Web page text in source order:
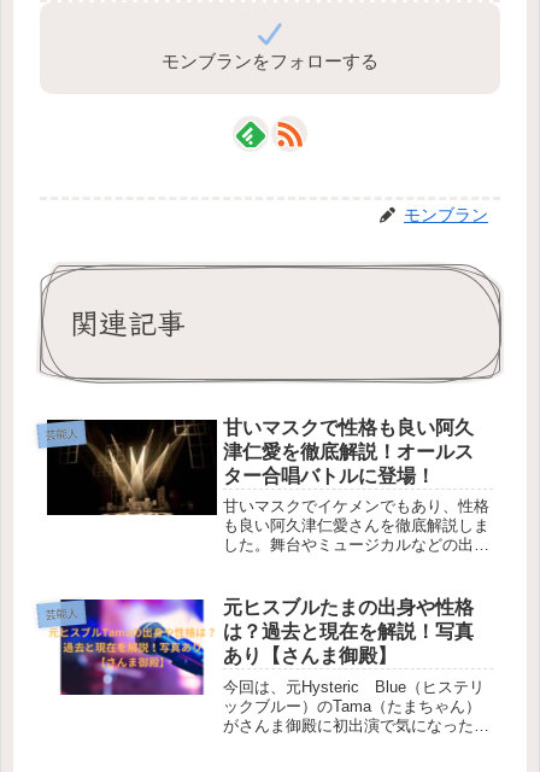
モンブランをフォローする
モンブラン
関連記事
芸能人
甘いマスクで性格も良い阿久
津仁愛を徹底解説！オールス
ター合唱バトルに登場！
甘いマスクでイケメンでもあり、性格
も良い阿久津仁愛さんを徹底解説しま
した。舞台やミュージカルなどの出演
ュージカル団員の一員のして出演され
ます！
芸能人
元ヒスブルたまの出身や性格
は？過去と現在を解説！写真
あり【さんま御殿】
今回は、元Hysteric Blue（ヒステリ
ックブルー）のTama（たまちゃん）
がさんま御殿に初出演で気になったの